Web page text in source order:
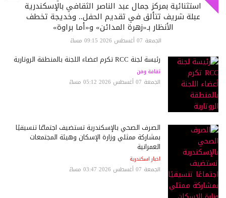
استثنائية بمركز جمال عبد الناصر الثقافي بالإسكندرية
عبلة شريف تتألق في تقديم الحفل.. وخديجة تخطف
الأنظار بـ«زهرة المدائن» و«أما براوة»
الجمعة 07 أغسطس 2026 09:15 مساءً
رئيسة لجنة RCC تكرم أعضاء اللجنة بالمنطقة الروتارية
ثقافة وفن
الجمعة 07 أغسطس 2026 05:12 مساءً
الصرف الصحي بالإسكندرية تستضيف اجتماعًا تنسيقيًا
بمشاركة ممثلي وزارة الإسكان وهيئة المجتمعات
العمرانية
اخبار اسكندرية
الجمعة 07 أغسطس 2026 03:47 مساءً